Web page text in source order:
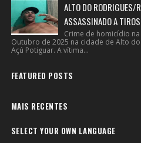
ALTO DO RODRIGUES/
ASSASSINADO A
Crime de homicídio
Outubro de 2025 na cidade de Alto
Açú Potiguar. A vítima...
FEATURED POSTS
MAIS RECENTES
SELECT YOUR OWN LANGUAGE